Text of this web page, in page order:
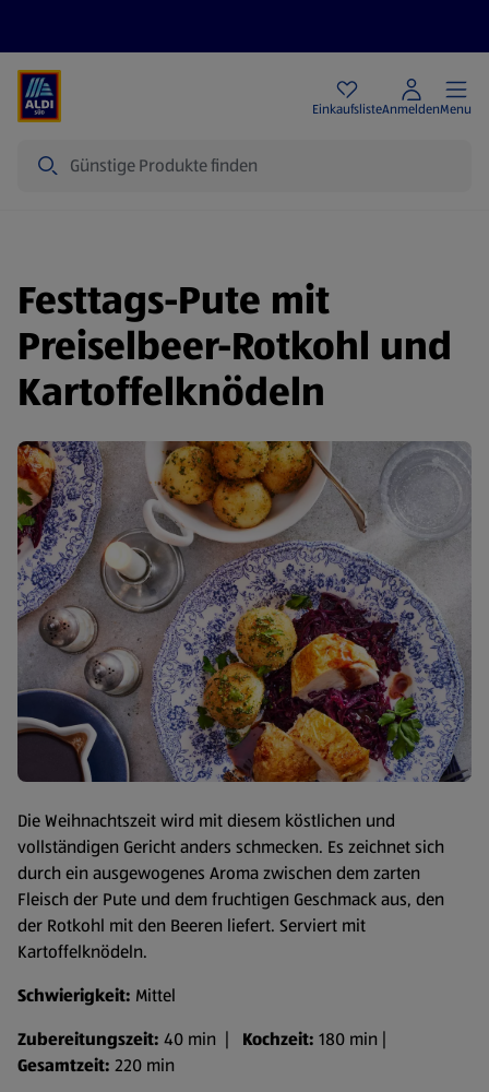
EinkaufslisteAnmeldenMenu
Festtags-Pute mit
Preiselbeer-Rotkohl und
Kartoffelknödeln
Die Weihnachtszeit wird mit diesem köstlichen und
vollständigen Gericht anders schmecken. Es zeichnet sich
durch ein ausgewogenes Aroma zwischen dem zarten
Fleisch der Pute und dem fruchtigen Geschmack aus, den
der Rotkohl mit den Beeren liefert. Serviert mit
Kartoffelknödeln.
Schwierigkeit: Mittel
Zubereitungszeit: 40 min | Kochzeit: 180 min |
Gesamtzeit: 220 min